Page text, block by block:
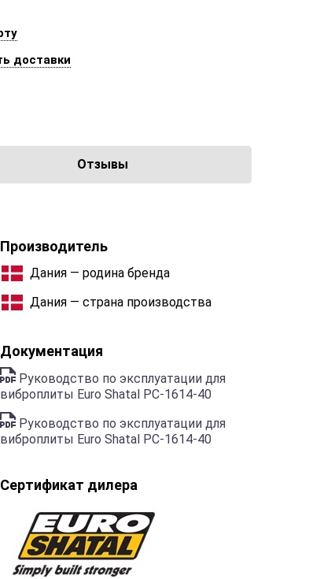
доставки
Отзывы
Производитель
Дания — родина бренда
Дания — страна производства
Документация
Руководство по эксплуатации для
виброплиты Euro Shatal PC-1614-40
Руководство по эксплуатации для
виброплиты Euro Shatal PC-1614-40
Сертификат дилера